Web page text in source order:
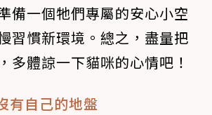
備一個牠們專屬的安心小空
習慣新環境。總之，盡量把
多體諒一下貓咪的心情吧！
有自己的地盤